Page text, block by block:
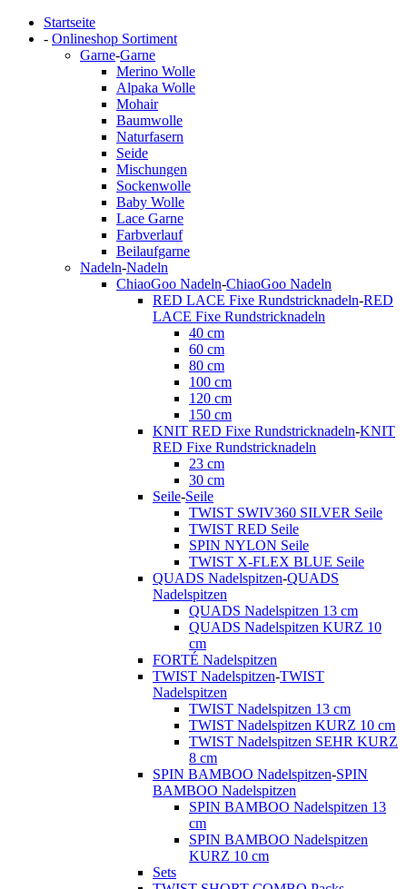
Startseite
- Onlineshop Sortiment
Garne-Garne
Merino Wolle
Alpaka Wolle
Mohair
Baumwolle
Naturfasern
Seide
Mischungen
Sockenwolle
Baby Wolle
Lace Garne
Farbverlauf
Beilaufgarne
Nadeln-Nadeln
ChiaoGoo Nadeln-ChiaoGoo Nadeln
RED LACE Fixe Rundstricknadeln-RED
LACE Fixe Rundstricknadeln
40 cm
60 cm
80 cm
100 cm
120 cm
150 cm
KNIT RED Fixe Rundstricknadeln-KNIT
RED Fixe Rundstricknadeln
23 cm
30 cm
Seile-Seile
TWIST SWIV360 SILVER Seile
TWIST RED Seile
SPIN NYLON Seile
TWIST X-FLEX BLUE Seile
QUADS Nadelspitzen-QUADS
Nadelspitzen
QUADS Nadelspitzen 13 cm
QUADS Nadelspitzen KURZ 10
cm
FORTÉ Nadelspitzen
TWIST Nadelspitzen-TWIST
Nadelspitzen
TWIST Nadelspitzen 13 cm
TWIST Nadelspitzen KURZ 10 cm
TWIST Nadelspitzen SEHR KURZ
8 cm
SPIN BAMBOO Nadelspitzen-SPIN
BAMBOO Nadelspitzen
SPIN BAMBOO Nadelspitzen 13
cm
SPIN BAMBOO Nadelspitzen
KURZ 10 cm
Sets